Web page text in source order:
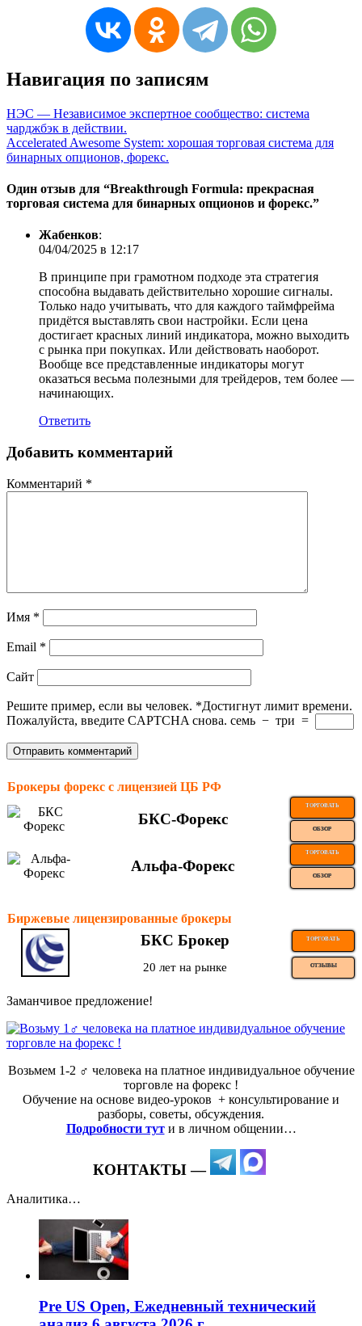
Навигация по записям
НЭС — Независимое экспертное сообщество: система
чарджбэк в действии.
Accelerated Awesome System: хорошая торговая система для
бинарных опционов, форекс.
Один отзыв для “Breakthrough Formula: прекрасная
торговая система для бинарных опционов и форекс.”
Жабенков:
04/04/2025 в 12:17
В принципе при грамотном подходе эта стратегия
способна выдавать действительно хорошие сигналы.
Только надо учитывать, что для каждого таймфрейма
придётся выставлять свои настройки. Если цена
достигает красных линий индикатора, можно выходить
с рынка при покупках. Или действовать наоборот.
Вообще все представленные индикаторы могут
оказаться весьма полезными для трейдеров, тем более —
начинающих.
Ответить
Добавить комментарий
Комментарий *
Имя *
Email *
Сайт
Решите пример, если вы человек. *Достигнут лимит времени.
Пожалуйста, введите CAPTCHA снова. семь − три =
Брокеры форекс с лицензией ЦБ РФ
БКС-Форекс
ТОРГОВАТЬ
ОБЗОР
Альфа-Форекс
ТОРГОВАТЬ
ОБЗОР
Биржевые лицензированные брокеры
БКС Брокер ТОРГОВАТЬ
20 лет на рынке ОТЗЫВЫ
Заманчивое предложение!
Возьмем 1-2 ‍♂️ человека на платное индивидуальное обучение
торговле на форекс !
Обучение на основе видео-уроков ️ + консультирование и
разборы, советы, обсуждения.
Подробности тут и в личном общении…
КОНТАКТЫ —
Аналитика…
Pre US Open, Ежедневный технический